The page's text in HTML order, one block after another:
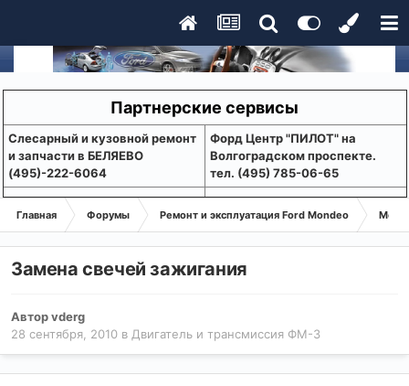
Партнерские сервисы
Слесарный и кузовной ремонт
и запчасти в БЕЛЯЕВО
(495)-222-6064
Форд Центр "ПИЛОТ" на
Волгоградском проспекте.
тел. (495) 785-06-65
Главная Форумы Ремонт и эксплуатация Ford Mondeo
Замена свечей зажигания
Авторvderg
28 сентября, 2010 в Двигатель и трансмиссия ФМ-3